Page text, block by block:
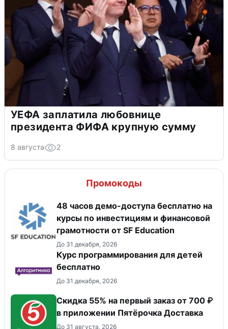
УЕФА заплатила любовнице
президента ФИФА крупную сумму
8 августа 2
Промокоды
48 часов демо-доступа бесплатно на
курсы по инвестициям и финансовой
грамотности от SF Education
До 31 декабря, 2026
Курс программирования для детей
бесплатно
До 31 декабря, 2026
Скидка 55% на первый заказ от 700 ₽
в приложении Пятёрочка Доставка
До 31 августа, 2026